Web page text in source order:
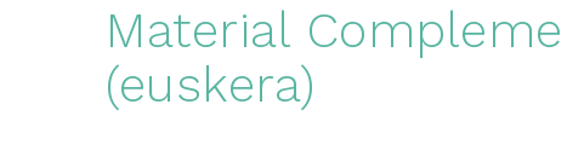
Material
(euskera)